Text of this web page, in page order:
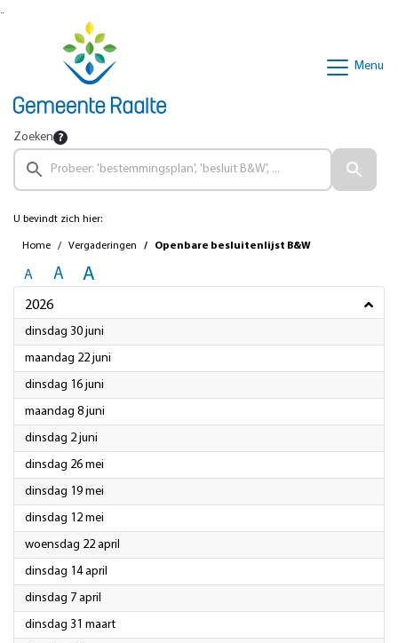
Ga naar de inhoud van deze pagina
Ga naar het zoeken
Menu
Zoeken
U bevindt zich hier:
Home Vergaderingen Openbare besluitenlijst B&W
A A A
2026
dinsdag 30 juni
maandag 22 juni
dinsdag 16 juni
maandag 8 juni
dinsdag 2 juni
dinsdag 26 mei
dinsdag 19 mei
dinsdag 12 mei
woensdag 22 april
dinsdag 14 april
dinsdag 7 april
dinsdag 31 maart2026